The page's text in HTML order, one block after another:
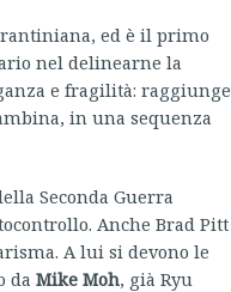
ed è il primo
nel delinearne la
e fragilità: raggiunge
in una sequenza
Seconda Guerra
Anche Brad Pitt
A lui si devono le
da Mike Moh, già Ryu